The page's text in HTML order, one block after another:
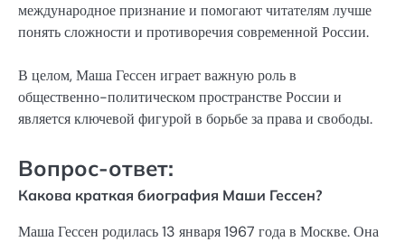
международное признание и помогают читателям лучше
понять сложности и противоречия современной России.
В целом, Маша Гессен играет важную роль в
общественно-политическом пространстве России и
является ключевой фигурой в борьбе за права и свободы.
Вопрос-ответ:
Какова краткая биография Маши Гессен?
Маша Гессен родилась 13 января 1967 года в Москве. Она